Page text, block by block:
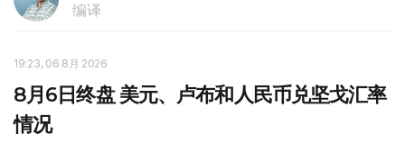
编译
19:23, 06 8月 2026
8月6日终盘 美元、卢布和人民币兑坚戈汇率
情况